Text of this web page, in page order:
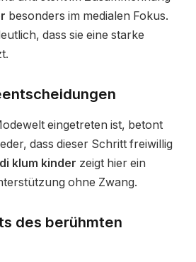
besonders im medialen Fokus.
dass sie eine starke
eingetreten ist, betont
dass dieser Schritt freiwillig
klum kinder zeigt hier ein
ohne Zwang.
des berühmten